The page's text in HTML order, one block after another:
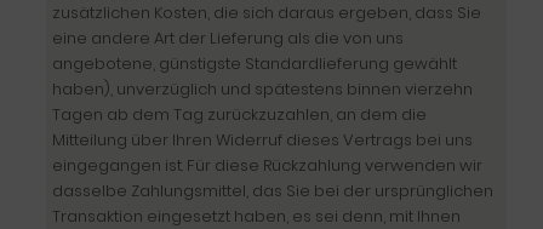
zusätzlichen Kosten, die sich daraus ergeben, dass Sie
eine andere Art der Lieferung als die von uns
angebotene, günstigste Standardlieferung gewählt
haben), unverzüglich und spätestens binnen vierzehn
Tagen ab dem Tag zurückzuzahlen, an dem die
Mitteilung über Ihren Widerruf dieses Vertrags bei uns
eingegangen ist. Für diese Rückzahlung verwenden wir
dasselbe Zahlungsmittel, das Sie bei der ursprünglichen
Transaktion eingesetzt haben, es sei denn, mit Ihnen